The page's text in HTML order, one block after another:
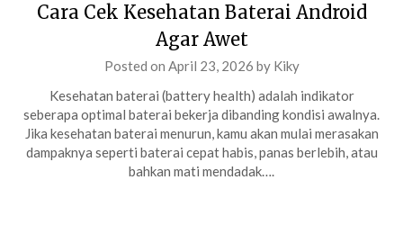
Cara Cek Kesehatan Baterai Android
Agar Awet
Posted on April 23, 2026 by Kiky
Kesehatan baterai (battery health) adalah indikator
seberapa optimal baterai bekerja dibanding kondisi awalnya.
Jika kesehatan baterai menurun, kamu akan mulai merasakan
dampaknya seperti baterai cepat habis, panas berlebih, atau
bahkan mati mendadak….